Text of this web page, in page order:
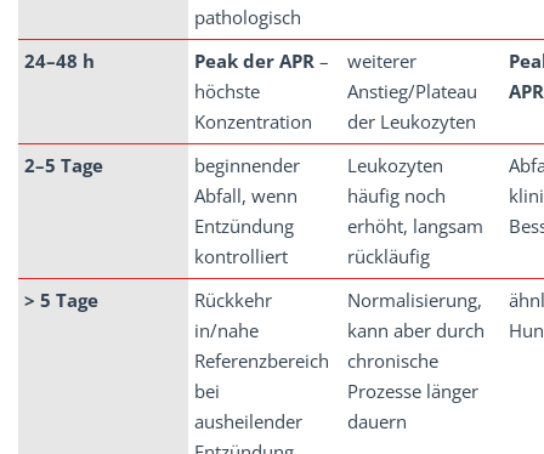
pathologisch
24–48 h Peak der APR –
höchste
Konzentration
weiterer
Anstieg/Plateau
der Leukozyten
APR
2–5 Tage
beginnender
Abfall, wenn
Entzündung
kontrolliert
Leukozyten
häufig noch
erhöht, langsam
rückläufig
> 5 Tage
Rückkehr
in/nahe
Referenzbereich
bei
ausheilender
Normalisierung,
kann aber durch
chronische
Prozesse länger
dauern